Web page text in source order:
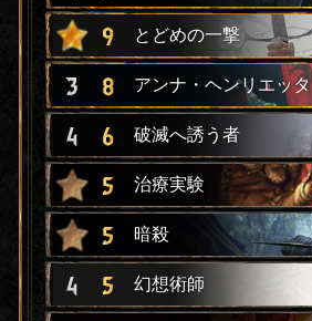
9 とどめの一撃
3 8 アンナ・ヘンリエッタ
4 6 破滅へ誘う者
5 治療実験
5 暗殺
4 5 幻想術師